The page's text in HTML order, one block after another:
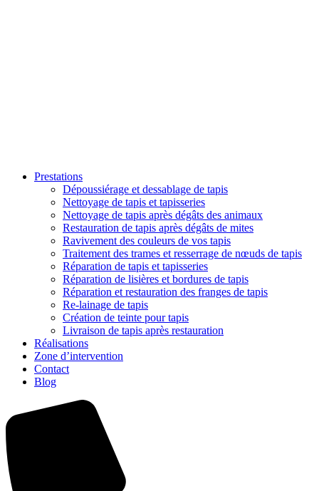
Prestations
Dépoussiérage et dessablage de tapis
Nettoyage de tapis et tapisseries
Nettoyage de tapis après dégâts des animaux
Restauration de tapis après dégâts de mites
Ravivement des couleurs de vos tapis
Traitement des trames et resserrage de nœuds de tapis
Réparation de tapis et tapisseries
Réparation de lisières et bordures de tapis
Réparation et restauration des franges de tapis
Re-lainage de tapis
Création de teinte pour tapis
Livraison de tapis après restauration
Réalisations
Zone d’intervention
Contact
Blog